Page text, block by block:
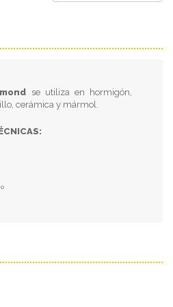
se utiliza en hormigón,
cerámica y mármol.